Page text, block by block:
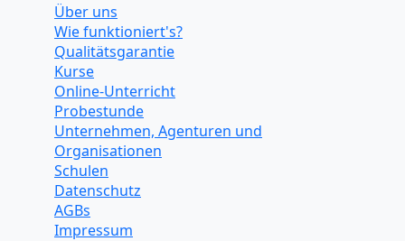
Über uns
Wie funktioniert's?
Qualitätsgarantie
Kurse
Online-Unterricht
Probestunde
Unternehmen, Agenturen und
Organisationen
Schulen
Datenschutz
AGBs
Impressum